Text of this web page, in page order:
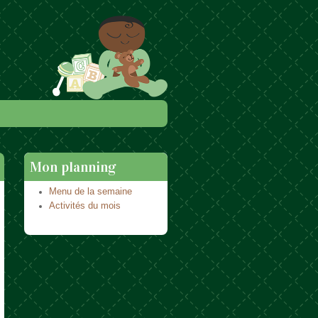
Mon planning
Menu de la semaine
Activités du mois